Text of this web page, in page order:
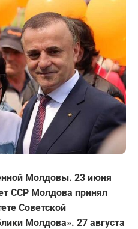
Молдовы. 23 июня
ССР Молдова принял
Советской
Молдова». 27 августа